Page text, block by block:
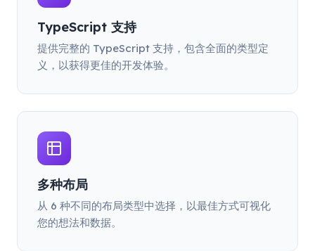
TypeScript 支持
提供完整的 TypeScript 支持，包含全面的类型定
义，以获得更佳的开发体验。
多种布局
从 6 种不同的布局类型中选择，以最佳方式可视化
您的想法和数据。